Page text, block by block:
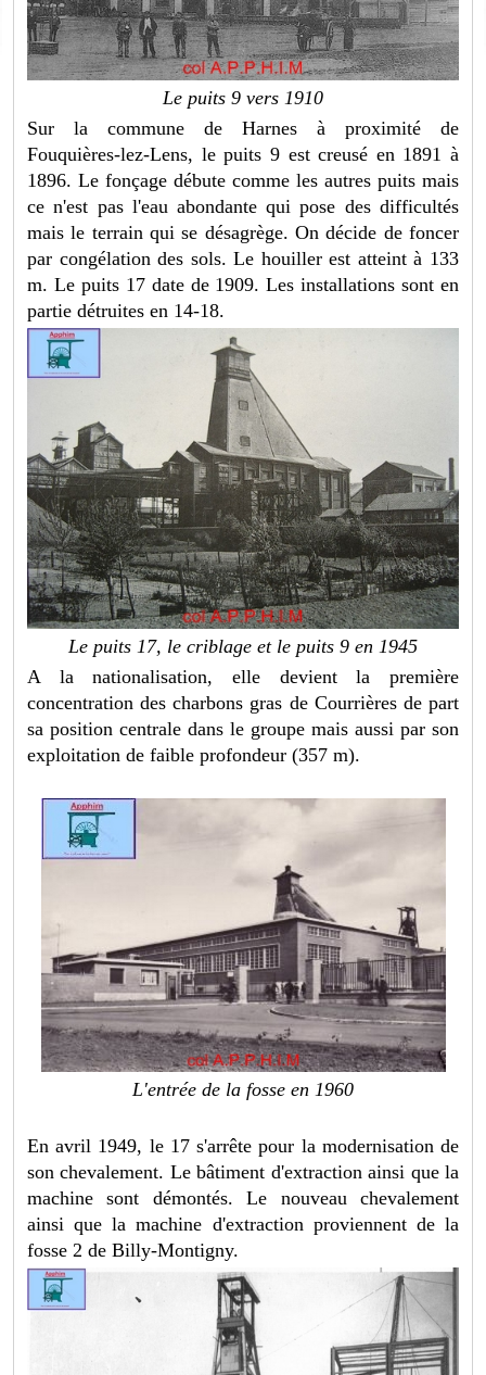
Le puits 9 vers 1910
Sur la commune de Harnes à proximité de
Fouquières-lez-Lens, le puits 9 est creusé en 1891 à
1896. Le fonçage débute comme les autres puits mais
ce n'est pas l'eau abondante qui pose des difficultés
mais le terrain qui se désagrège. On décide de foncer
par congélation des sols. Le houiller est atteint à 133
m. Le puits 17 date de 1909. Les installations sont en
partie détruites en 14-18.
Le puits 17, le criblage et le puits 9 en 1945
A la nationalisation, elle devient la première
concentration des charbons gras de Courrières de part
sa position centrale dans le groupe mais aussi par son
exploitation de faible profondeur (357 m).
L'entrée de la fosse en 1960
En avril 1949, le 17 s'arrête pour la modernisation de
son chevalement. Le bâtiment d'extraction ainsi que la
machine sont démontés. Le nouveau chevalement
ainsi que la machine d'extraction proviennent de la
fosse 2 de Billy-Montigny.